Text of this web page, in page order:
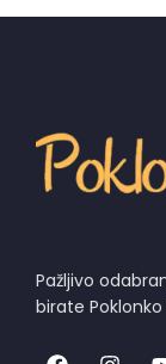
Pažljivo
birate